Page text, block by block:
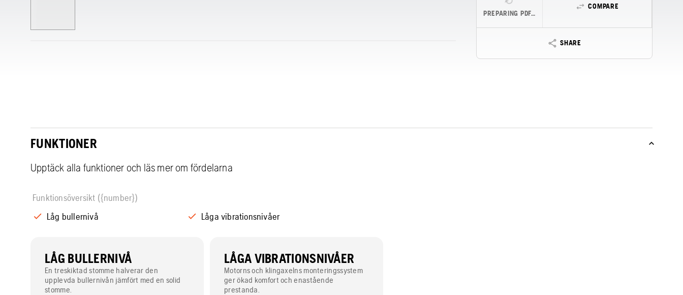
PREPARING PDF…
COMPARE
SHARE
FUNKTIONER
Upptäck alla funktioner och läs mer om fördelarna
Funktionsöversikt ({number})
Låg bullernivå
Låga vibrationsnivåer
LÅG BULLERNIVÅ
En treskiktad stomme halverar den
upplevda bullernivån jämfört med en solid
stomme.
LÅGA VIBRATIONSNIVÅER
Motorns och klingaxelns monteringssystem
ger ökad komfort och enastående
prestanda.